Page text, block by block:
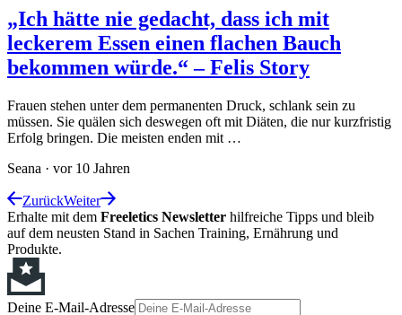
„Ich hätte nie gedacht, dass ich mit
leckerem Essen einen flachen Bauch
bekommen würde.“ – Felis Story
Frauen stehen unter dem permanenten Druck, schlank sein zu
müssen. Sie quälen sich deswegen oft mit Diäten, die nur kurzfristig
Erfolg bringen. Die meisten enden mit …
Seana · vor 10 Jahren
ZurückWeiter
Erhalte mit dem Freeletics Newsletter hilfreiche Tipps und bleib
auf dem neusten Stand in Sachen Training, Ernährung und
Produkte.
Deine E-Mail-Adresse